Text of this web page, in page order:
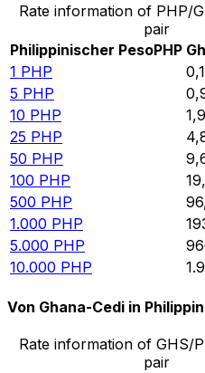
Rate information of PHP/
pair
Philippinischer PesoPHP
1 PHP
5 PHP
10 PHP
25 PHP
50 PHP
100 PHP
500 PHP
1.000 PHP
5.000 PHP
10.000 PHP
Von Ghana-Cedi in
Rate information of GHS/
pair